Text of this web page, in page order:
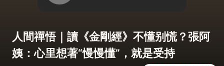
人間禪悟｜讀《金剛經》不懂别慌？張阿
姨：心里想著“慢慢懂”，就是受持